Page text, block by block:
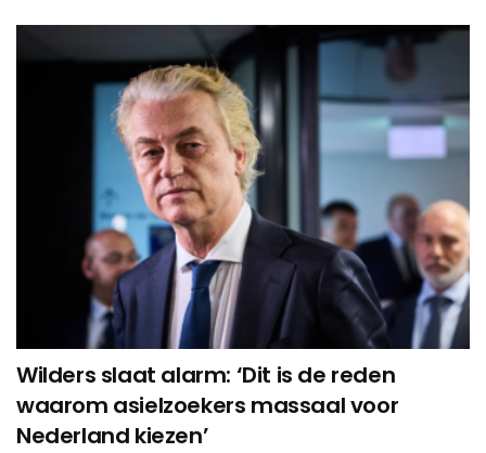
Wilders slaat alarm: ‘Dit is de reden
waarom asielzoekers massaal voor
Nederland kiezen’